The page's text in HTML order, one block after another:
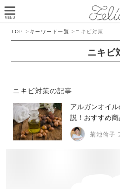
TOP > キーワード一覧 > ニキビ対策
ニキビ
ニキビ対策の記事
アルガンオイ
説！おすすめ
菊池倫子